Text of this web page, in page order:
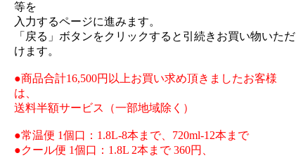
等を
入力するページに進みます。
「戻る」ボタンをクリックすると引続きお買い物いただ
けます。
●商品合計16,500円以上お買い求め頂きましたお客様
は、
送料半額サービス（一部地域除く）
●常温便 1個口：1.8L-8本まで、720ml-12本まで
●クール便 1個口：1.8L 2本まで 360円、